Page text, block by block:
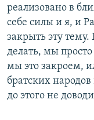
реализовано в
себе силы и я, и
закрыть эту тему.
делать, мы
мы это закроем,
братских
до этого не